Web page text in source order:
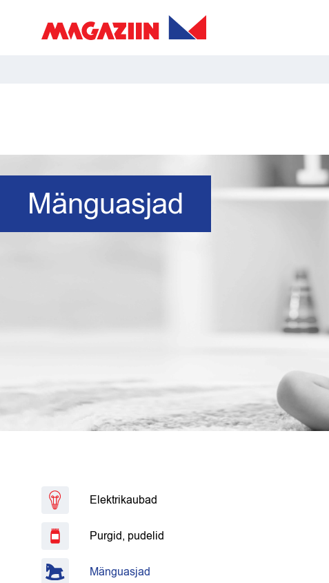
Mänguasjad
Elektrikaubad
Purgid, pudelid
Mänguasjad